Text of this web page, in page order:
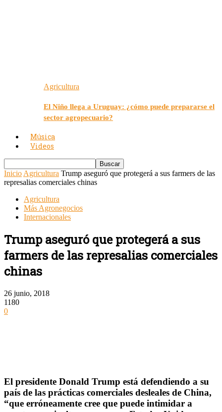
Agricultura
El Niño llega a Uruguay: ¿cómo puede prepararse el
sector agropecuario?
Música
Videos
Inicio Agricultura Trump aseguró que protegerá a sus farmers de las
represalias comerciales chinas
Agricultura
Más Agronegocios
Internacionales
Trump aseguró que protegerá a sus
farmers de las represalias comerciales
chinas
26 junio, 2018
1180
0
El presidente Donald Trump está defendiendo a su
país de las prácticas comerciales desleales de China,
“que erróneamente cree que puede intimidar a